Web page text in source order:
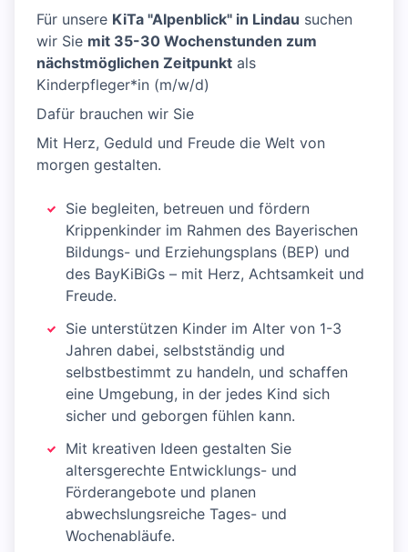
Für unsere KiTa "Alpenblick" in Lindau suchen
wir Sie mit 35-30 Wochenstunden zum
nächstmöglichen Zeitpunkt als
Kinderpfleger*in (m/w/d)
Dafür brauchen wir Sie
Mit Herz, Geduld und Freude die Welt von
morgen gestalten.
Sie begleiten, betreuen und fördern
Krippenkinder im Rahmen des Bayerischen
Bildungs- und Erziehungsplans (BEP) und
des BayKiBiGs – mit Herz, Achtsamkeit und
Freude.
Sie unterstützen Kinder im Alter von 1-3
Jahren dabei, selbstständig und
selbstbestimmt zu handeln, und schaffen
eine Umgebung, in der jedes Kind sich
sicher und geborgen fühlen kann.
Mit kreativen Ideen gestalten Sie
altersgerechte Entwicklungs- und
Förderangebote und planen
abwechslungsreiche Tages- und
Wochenabläufe.